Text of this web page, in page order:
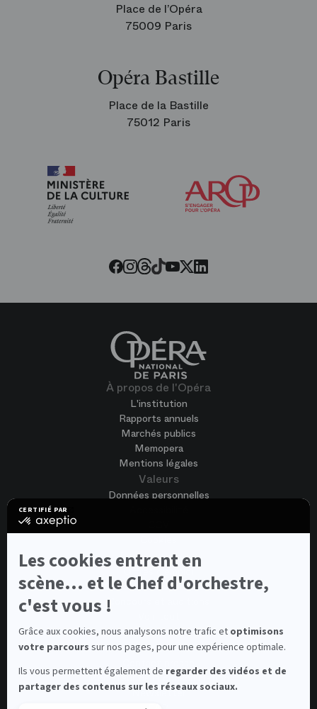
CERTIFIÉ PAR
certifié
En
plus
Axeptio
Les cookies entrent en
scène... et le Chef d'orchestre,
c'est vous !
Grâce aux cookies, nous analysons notre trafic et optimisons
votre parcours sur nos pages, pour une expérience optimale.
Ils vous permettent également de regarder des vidéos et de
partager des contenus sur les réseaux sociaux.
Place de l’Opéra
75009 Paris
Opéra Bastille
Place de la Bastille
75012 Paris
Facebook
Instagram
Threads
Tiktok
Youtube
Twitter
LinkedIn
À propos de l'Opéra
L'institution
Rapports annuels
Marchés publics
Memopera
Mentions légales
Valeurs
Données personnelles
Nous rejoindre
Candidature spontanée
Concours et auditions
Contacts
Contacts spectateurs et visiteurs
Médiateur de la consommation
Newsletter